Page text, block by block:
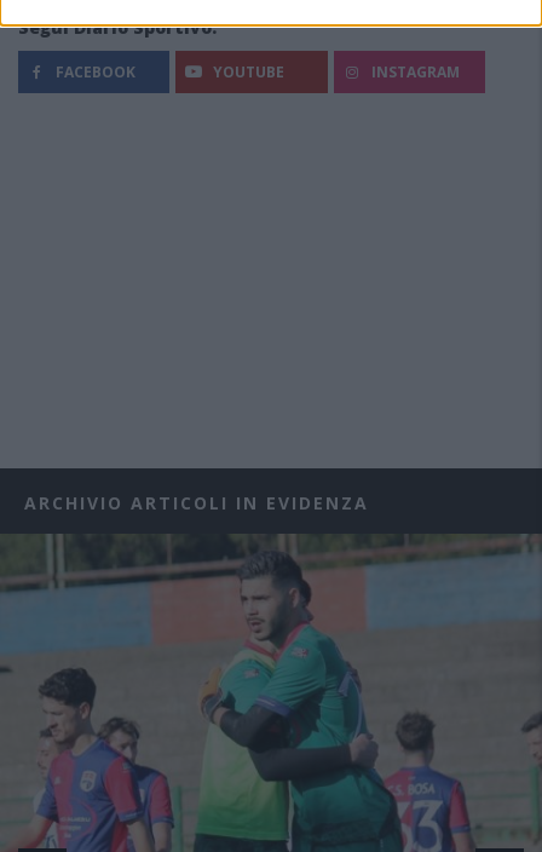
Segui Diario Sportivo:
FACEBOOK YOUTUBE INSTAGRAM
ARCHIVIO ARTICOLI IN EVIDENZA